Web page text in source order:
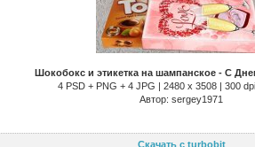
Шокобокс и этикетка на шампанское - С
4 PSD + PNG + 4 JPG | 2480 x 3508 | 300
Автор: sergey1971
Скачать с turbobit